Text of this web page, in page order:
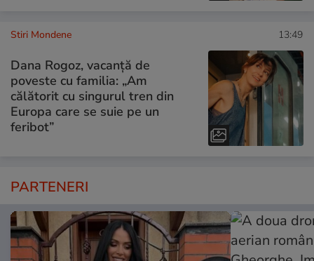
Stiri Mondene 13:49
Dana Rogoz, vacanță de
poveste cu familia: „Am
călătorit cu singurul tren din
Europa care se suie pe un
feribot”
PARTENERI